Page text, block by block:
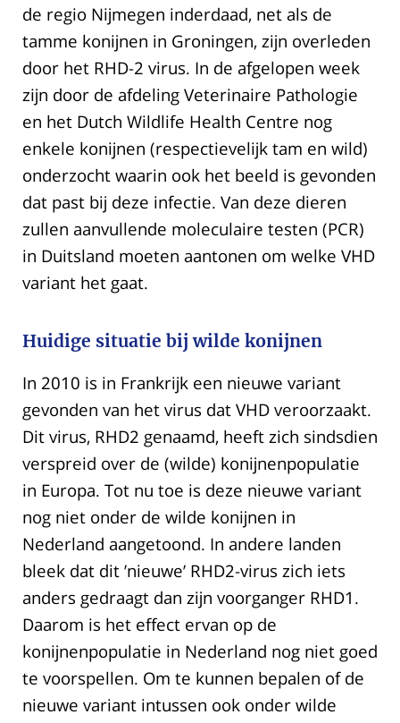
de regio Nijmegen inderdaad, net als de
tamme konijnen in Groningen, zijn overleden
door het RHD-2 virus. In de afgelopen week
zijn door de afdeling Veterinaire Pathologie
en het Dutch Wildlife Health Centre nog
enkele konijnen (respectievelijk tam en wild)
onderzocht waarin ook het beeld is gevonden
dat past bij deze infectie. Van deze dieren
zullen aanvullende moleculaire testen (PCR)
in Duitsland moeten aantonen om welke VHD
variant het gaat.
Huidige situatie bij wilde konijnen
In 2010 is in Frankrijk een nieuwe variant
gevonden van het virus dat VHD veroorzaakt.
Dit virus, RHD2 genaamd, heeft zich sindsdien
verspreid over de (wilde) konijnenpopulatie
in Europa. Tot nu toe is deze nieuwe variant
nog niet onder de wilde konijnen in
Nederland aangetoond. In andere landen
bleek dat dit ’nieuwe’ RHD2-virus zich iets
anders gedraagt dan zijn voorganger RHD1.
Daarom is het effect ervan op de
konijnenpopulatie in Nederland nog niet goed
te voorspellen. Om te kunnen bepalen of de
nieuwe variant intussen ook onder wilde